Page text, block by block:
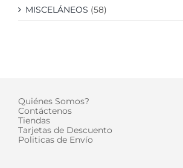
MISCELÁNEOS (58)
Quiénes Somos?
Contáctenos
Tiendas
Tarjetas de Descuento
Politicas de Envío